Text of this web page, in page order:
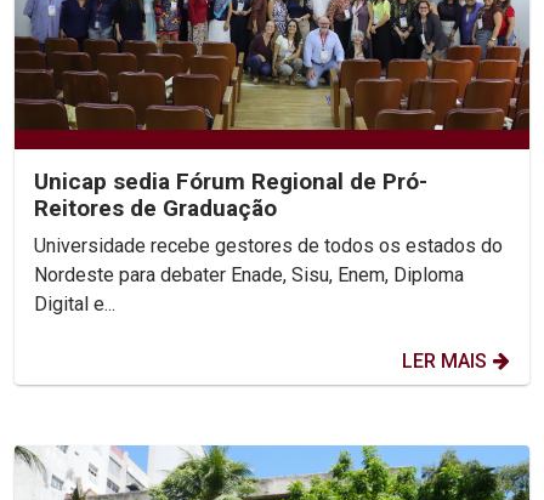
Unicap sedia Fórum Regional de Pró-
Reitores de Graduação
Universidade recebe gestores de todos os estados do
Nordeste para debater Enade, Sisu, Enem, Diploma
Digital e...
LER MAIS